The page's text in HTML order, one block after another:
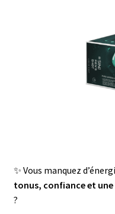
✨ Vous manquez
tonus, confiance et
?